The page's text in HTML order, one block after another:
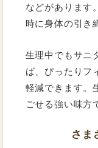
などがあります
時に身体の引き
生理中でもサニ
ば、ぴったりフ
軽減できます。
ごせる強い味方
さま